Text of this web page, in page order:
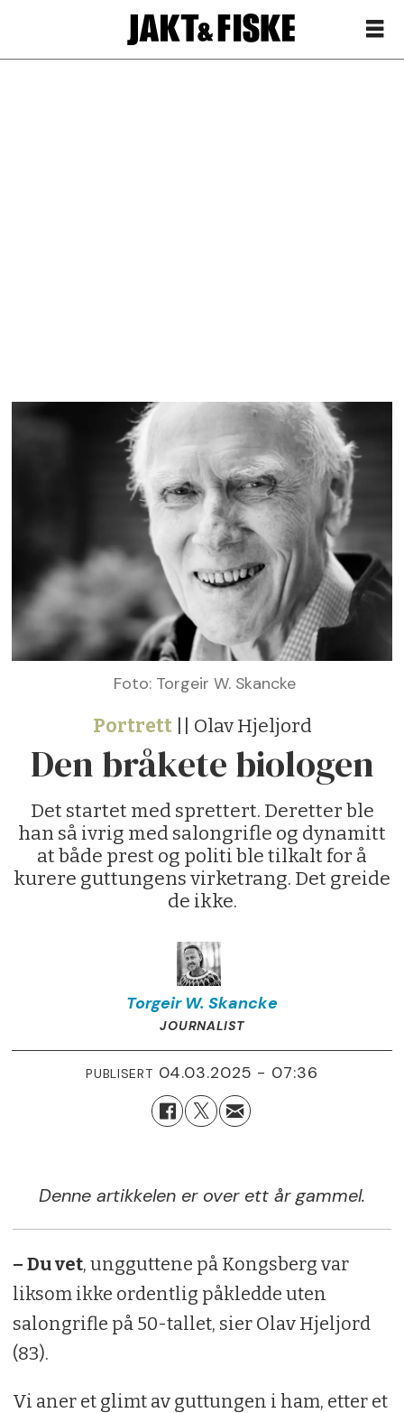
Foto: Torgeir W. Skancke
Portrett|| Olav Hjeljord
Den bråkete biologen
Det startet med sprettert. Deretter ble
han så ivrig med salongrifle og dynamitt
at både prest og politi ble tilkalt for å
kurere guttungens virketrang. Det greide
de ikke.
Torgeir W. Skancke
JOURNALIST
PUBLISERT 04.03.2025 - 07:36
Denne artikkelen er over ett år gammel.
– Du vet, ungguttene på Kongsberg var
liksom ikke ordentlig påkledde uten
salongrifle på 50-tallet, sier Olav Hjeljord
(83).
Vi aner et glimt av guttungen i ham, etter et